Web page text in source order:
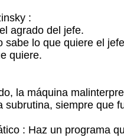
:
agrado del jefe.
sabe lo que quiere el
quiere.
la máquina
siempre que
: Haz un programa